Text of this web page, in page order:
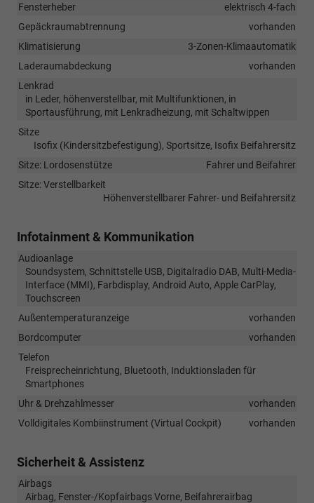
Fensterheber
elektrisch 4-fach
Gepäckraumabtrennung
vorhanden
Klimatisierung
3-Zonen-Klimaautomatik
Laderaumabdeckung
vorhanden
Lenkrad
in Leder, höhenverstellbar, mit Multifunktionen, in
Sportausführung, mit Lenkradheizung, mit Schaltwippen
Sitze
Isofix (Kindersitzbefestigung), Sportsitze, Isofix Beifahrersitz
Sitze: Lordosenstütze
Fahrer und Beifahrer
Sitze: Verstellbarkeit
Höhenverstellbarer Fahrer- und Beifahrersitz
Infotainment & Kommunikation
Audioanlage
Soundsystem, Schnittstelle USB, Digitalradio DAB, Multi-Media-
Interface (MMI), Farbdisplay, Android Auto, Apple CarPlay,
Touchscreen
Außentemperaturanzeige
vorhanden
Bordcomputer
vorhanden
Telefon
Freisprecheinrichtung, Bluetooth, Induktionsladen für
Smartphones
Uhr & Drehzahlmesser
vorhanden
Volldigitales Kombiinstrument (Virtual Cockpit)
vorhanden
Sicherheit & Assistenz
Airbags
Airbag, Fenster-/Kopfairbags Vorne, Beifahrerairbag